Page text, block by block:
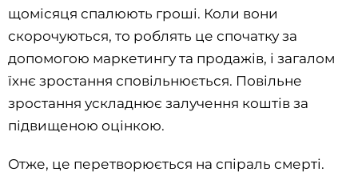
щомісяця спалюють гроші. Коли вони
скорочуються, то роблять це спочатку за
допомогою маркетингу та продажів, і загалом
їхнє зростання сповільнюється. Повільне
зростання ускладнює залучення коштів за
підвищеною оцінкою.
Отже, це перетворюється на спіраль смерті.